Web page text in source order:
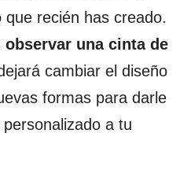
recién has creado.
observar una cinta de
cambiar el diseño
formas para darle
a tu